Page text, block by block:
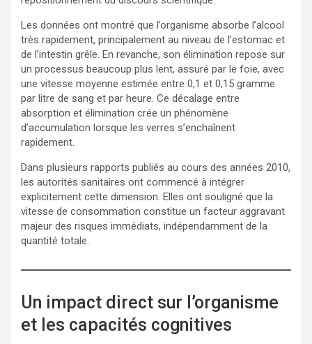
Les données ont montré que l’organisme absorbe l’alcool
très rapidement, principalement au niveau de l’estomac et
de l’intestin grêle. En revanche, son élimination repose sur
un processus beaucoup plus lent, assuré par le foie, avec
une vitesse moyenne estimée entre 0,1 et 0,15 gramme
par litre de sang et par heure. Ce décalage entre
absorption et élimination crée un phénomène
d’accumulation lorsque les verres s’enchaînent
rapidement.
Dans plusieurs rapports publiés au cours des années 2010,
les autorités sanitaires ont commencé à intégrer
explicitement cette dimension. Elles ont souligné que la
vitesse de consommation constitue un facteur aggravant
majeur des risques immédiats, indépendamment de la
quantité totale.
Un impact direct sur l’organisme
et les capacités cognitives